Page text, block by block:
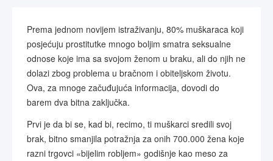
Prema jednom novijem istraživanju, 80% muškaraca koji
posjećuju prostitutke mnogo boljim smatra seksualne
odnose koje ima sa svojom ženom u braku, ali do njih ne
dolazi zbog problema u bračnom i obiteljskom životu.
Ova, za mnoge začuđujuća informacija, dovodi do
barem dva bitna zaključka.
Prvi je da bi se, kad bi, recimo, ti muškarci sredili svoj
brak, bitno smanjila potražnja za onih 700.000 žena koje
razni trgovci «bijelim robljem» godišnje kao meso za